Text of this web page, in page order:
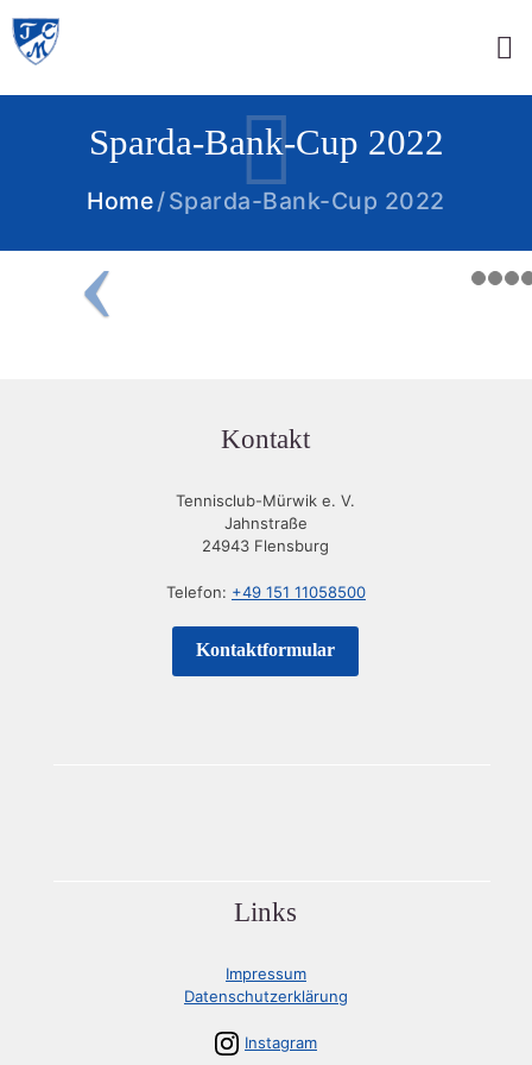
Sparda-Bank-Cup 2022
Home Sparda-Bank-Cup 2022
Kontakt
Tennisclub-Mürwik e. V.
Jahnstraße
24943 Flensburg
Telefon: +49 151 11058500
Kontaktformular
Links
Impressum
Datenschutzerklärung
Instagram